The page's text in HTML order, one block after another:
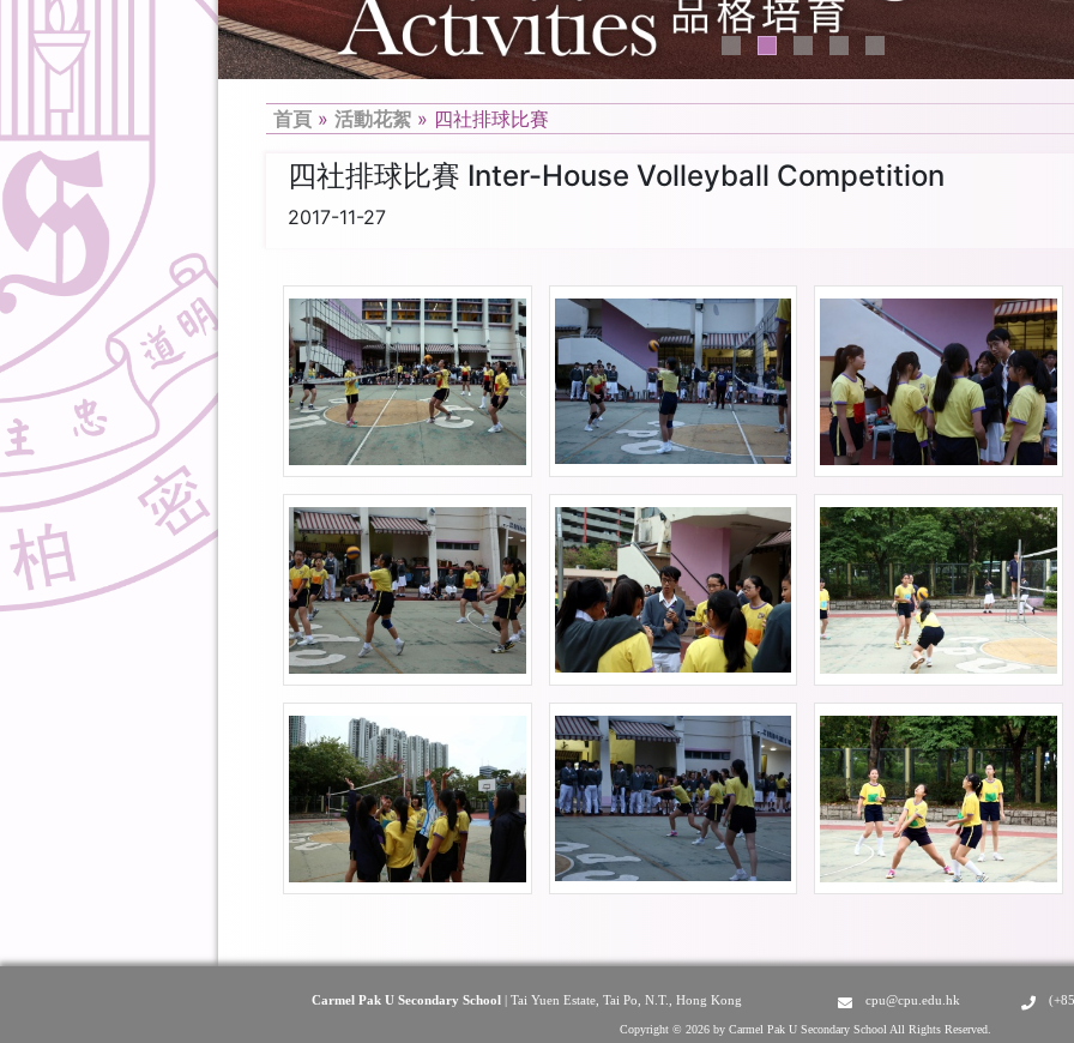
首頁 » 活動花絮 » 四社排球比賽
四社排球比賽 Inter-House Volleyball Competition
2017-11-27
Carmel Pak U Secondary School | Tai Yuen Estate, Tai Po, N.T., Hong Kong cpu@cpu.edu.hk
Copyright © 2026 by Carmel Pak U Secondary School All Rights Reserved.